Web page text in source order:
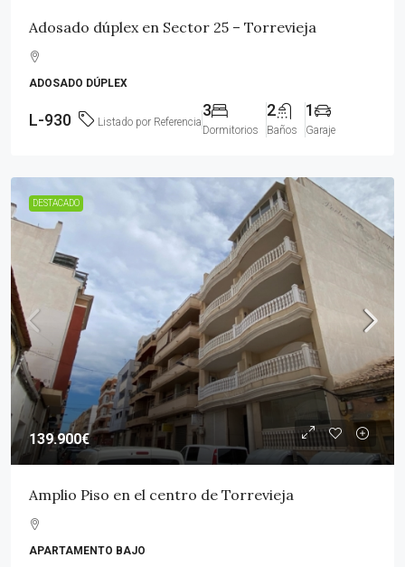
Adosado dúplex en Sector 25 – Torrevieja
ADOSADO DÚPLEX
L-930 Listado por Referencia
3
Dormitorios
2
Baños
1
Garaje
DESTACADO
139.900€
Amplio Piso en el centro de Torrevieja
APARTAMENTO BAJO